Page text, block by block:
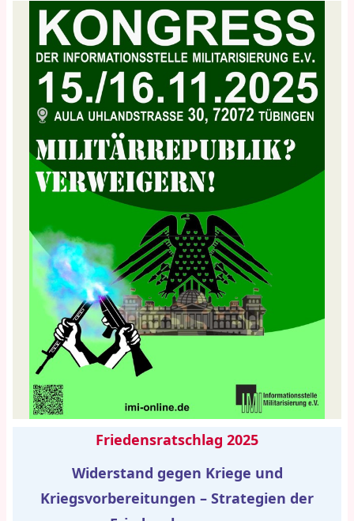
Friedensratschlag 2025
Widerstand gegen Kriege und
Kriegsvorbereitungen – Strategien der